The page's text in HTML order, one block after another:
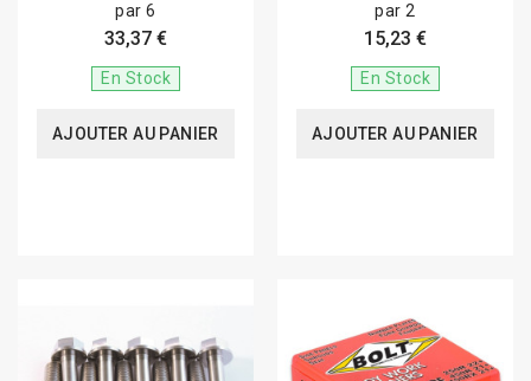
par 6
33,37 €
En Stock
AJOUTER AU PANIER
par 2
15,23 €
En Stock
AJOUTER AU PANIER